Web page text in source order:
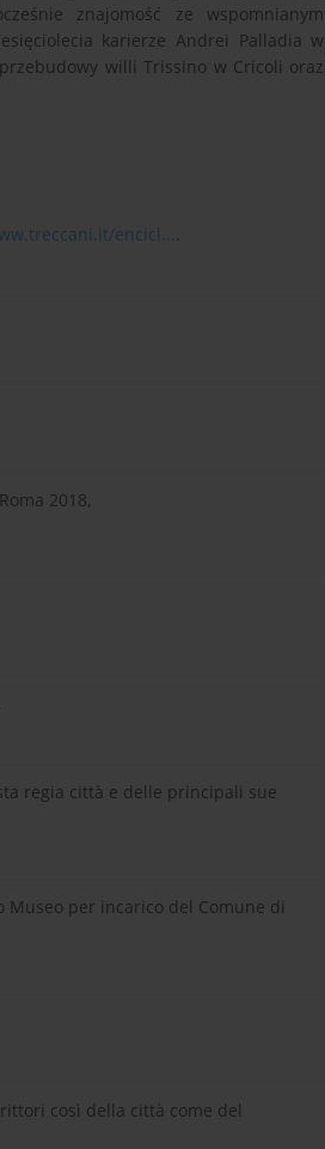
znajomość ze wspomnianym
karierze Andrei Palladia w
willi Trissino w Cricoli oraz
encicl...
2018,
regia città e delle principali sue
Museo per incarico del Comune di
così della città come del